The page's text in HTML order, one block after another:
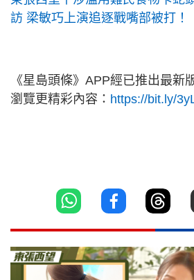
訪 梁敏巧上演追逐戰嘴部被打！
《星島頭條》APP經已推出最新
瀏覽更精彩內容： https://bit.ly/